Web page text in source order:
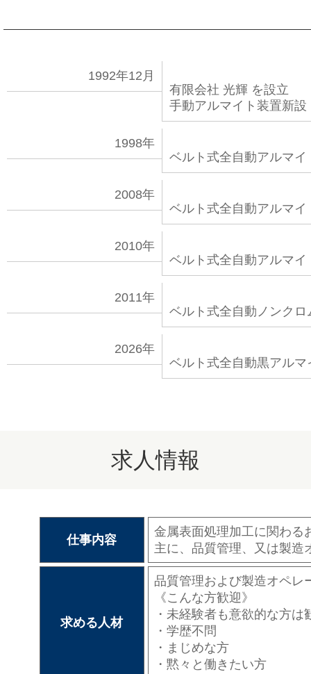
1992年12月
有限会社 光輝 を設立
手動アルマイト装置新設
1998年
ベルト式全自動アルマ
2008年
ベルト式全自動アルマ
2010年
ベルト式全自動アルマ
2011年
ベルト式全自動ノンクロ
2026年
ベルト式全自動黒アル
求人情報
仕事内容
金属表面処理加工に関わる
主に、品質管理、又は製造
求める人材
品質管理および製造オペレ
《こんな方歓迎》
・未経験者も意欲的な方は
・学歴不問
・まじめな方
・黙々と働きたい方